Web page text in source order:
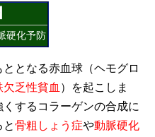
硬化予防
となる赤血球（ヘモグロ
欠乏性貧血 ）を起こしま
するコラーゲンの合成に
骨粗しょう症や動脈硬化